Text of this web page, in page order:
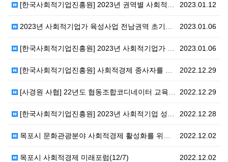
2023.01.12
[한국사회적기업진흥원] 2023년 권역별 사회적기업 지…
2023.01.06
2023년 사회적기업가 육성사업 전남권역 초기창업팀 모…
2023.01.06
[한국사회적기업진흥원] 2023년 사회적기업가 육성사업…
2022.12.29
[한국사회적기업진흥원] 사회적경제 종사자를 위한 온라인…
2022.12.29
[사경원 사협] 22년도 협동조합코디네이터 교육과정 모…
2022.12.28
[한국사회적기업진흥원] 2023년 사회적기업 성장지원센…
2022.12.02
목포시 문화관광분야 사회적경제 활성화를 위한 원탁 토론…
2022.12.02
목포시 사회적경제 미래포럼(12/7)